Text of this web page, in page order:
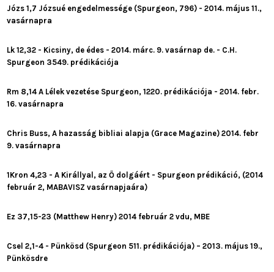
Józs 1,7 Józsué engedelmessége (Spurgeon, 796) - 2014. május 11.,
vasárnapra
Lk 12,32 - Kicsiny, de édes - 2014. márc. 9. vasárnap de. - C.H.
Spurgeon 3549. prédikációja
Rm 8,14 A Lélek vezetése Spurgeon, 1220. prédikációja - 2014. febr.
16. vasárnapra
Chris Buss, A hazasság bibliai alapja (Grace Magazine) 2014. febr
9. vasárnapra
1Kron 4,23 - A Királlyal, az Ő dolgáért - Spurgeon prédikáció, (2014
február 2, MABAVISZ vasárnapjaára)
Ez 37,15-23 (Matthew Henry) 2014 február 2 vdu, MBE
Csel 2,1-4 - Pünkösd (Spurgeon 511. prédikációja) – 2013. május 19.,
Pünkösdre